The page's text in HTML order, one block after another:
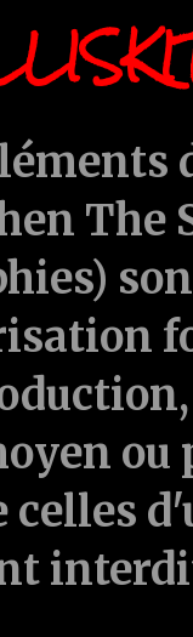
The
ou
celles